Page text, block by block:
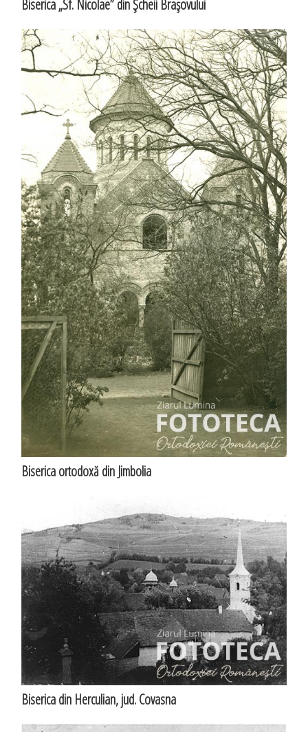
Biserica „Sf. Nicolae” din Şcheii Braşovului
Biserica ortodoxă din Jimbolia
Biserica din Herculian, jud. Covasna